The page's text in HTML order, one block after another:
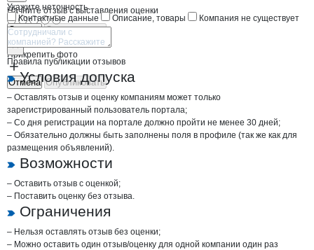
Начните отзыв с выставления оценки
Прикрепить фото
Отмена Опубликовать
Укажите неточность
Контактные данные
Описание, товары Компания не существует
Отмена Опубликовать
Правила публикации отзывов
Условия допуска
– Оставлять отзыв и оценку компаниям может только
зарегистрированный пользователь портала;
– Со дня регистрации на портале должно пройти не менее 30 дней;
– Обязательно должны быть заполнены поля в профиле (так же как для
размещения объявлений).
Возможности
– Оставить отзыв с оценкой;
– Поставить оценку без отзыва.
Ограничения
– Нельзя оставлять отзыв без оценки;
– Можно оставить один отзыв/оценку для одной компании один раз